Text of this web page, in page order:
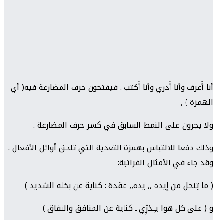
أنا أَعرف وأنا أَدري وأنا أَكتب . فيفتحون حرف المضارعة فيه( أي
الهمزة ) ,
ولا يجرون على النمط السابق في كسر حرف المضارعة .
وذلك دفعا للالتباس بهمزة التعدية التي تلحق أوائل الأفعال .
وقد جاء في الأمثال الفراتية:
( ما تِنحل من إيده ,, يده,, عقدة : كناية عن بخله الشديد )
و ( على كل هوا يـِـذرِّي ـ كناية عن المنافق والنفاق )